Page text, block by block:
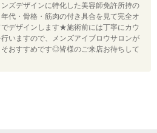
ズデザインに特化した美容師免許所持の
代・骨格・筋肉の付き具合を見て完全オ
でデザインします★施術前には丁寧にカウ
いますので、メンズアイブロウサロンが
おすすめです◎皆様のご来店お待ちして